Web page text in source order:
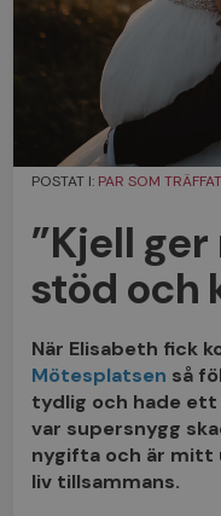
POSTAT I: PAR SOM
”Kjell
stöd och
När Elisabeth fick
Mötesplatsen så
tydlig och hade
var supersnygg
nygifta och är
liv tillsammans.